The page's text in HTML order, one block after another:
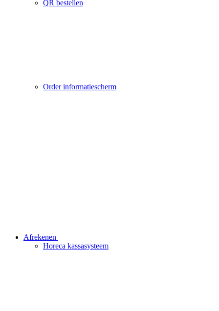
QR bestellen
Order informatiescherm
Afrekenen
Horeca kassasysteem